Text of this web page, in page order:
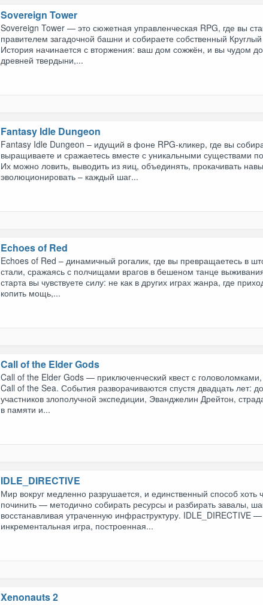
Sovereign Tower
Sovereign Tower — это сюжетная управленческая RPG, где вы
правителем загадочной башни и собираете собственный
История начинается с вторжения: ваш дом сожжён, и вы чудом
древней твердыни,...
Fantasy Idle Dungeon
Fantasy Idle Dungeon – идущий в фоне RPG-кликер, где вы
выращиваете и сражаетесь вместе с уникальными существами
Их можно ловить, выводить из яиц, объединять, прокачивать
эволюционировать – каждый шаг...
Echoes of Red
Echoes of Red – динамичный рогалик, где вы превращаетесь в
стали, сражаясь с полчищами врагов в бешеном танце
старта вы чувствуете силу: не как в других играх жанра, где
копить мощь,...
Call of the Elder Gods
Call of the Elder Gods — приключенческий квест с
Call of the Sea. События разворачиваются спустя двадцать лет:
участников злополучной экспедиции, Эванджелин Дрейтон,
в памяти и...
IDLE_DIRECTIVE
Мир вокруг медленно разрушается, и единственный способ хоть
починить — методично собирать ресурсы и разбирать завалы,
восстанавливая утраченную инфраструктуру. IDLE_DIRECTIVE —
инкрементальная игра, построенная...
Xenonauts 2